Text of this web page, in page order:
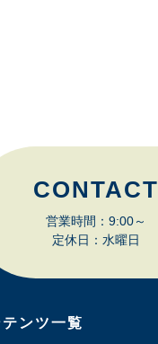
CONTACT
営業時間：9:00～
定休日：水曜日
テンツ一覧